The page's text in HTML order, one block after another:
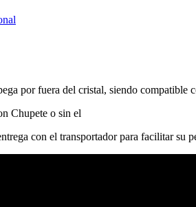
por fuera del cristal, siendo compatible
Chupete o sin el
con el transportador para facilitar su